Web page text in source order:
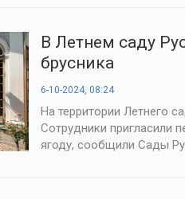
В Летнем саду
брусника
6-10-2024, 08:24
На территории Летнего
Сотрудники пригласили
ягоду, сообщили Сады